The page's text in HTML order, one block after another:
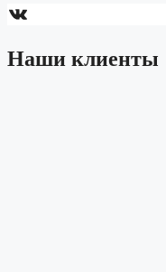
ВКонтакте
Наши клиенты